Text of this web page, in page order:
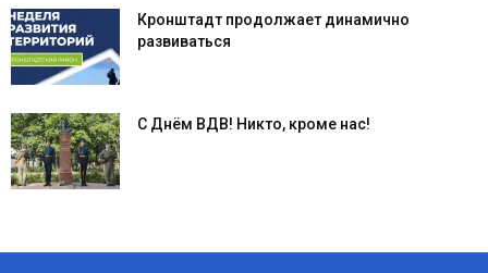
Кронштадт продолжает динамично
развиваться
С Днём ВДВ! Никто, кроме нас!